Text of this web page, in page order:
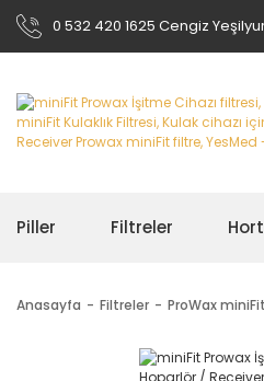
0 532 420 1625 Cengiz
Piller Filtreler
Anasayfa Filtreler ProWax